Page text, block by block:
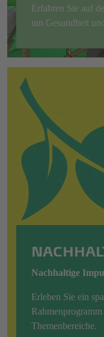
Erfahren Sie auf
um Gesundheit
Nachhaltige
Erleben Sie ein
Themenbereiche.